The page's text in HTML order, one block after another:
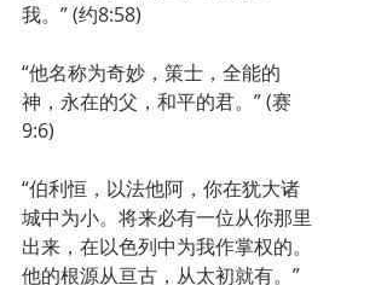
我。” (约8:58)
“他名称为奇妙，策士，全能的
神，永在的父，和平的君。” (赛
9:6)
“伯利恒，以法他阿，你在犹大诸
城中为小。将来必有一位从你那里
出来，在以色列中为我作掌权的。
他的根源从亘古，从太初就有。”